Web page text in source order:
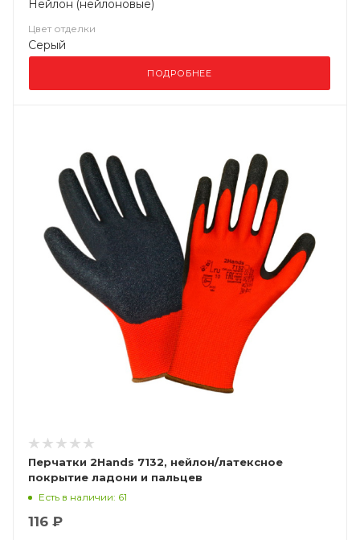
Нейлон (нейлоновые)
Цвет отделки
Серый
ПОДРОБНЕЕ
Перчатки 2Hands 7132, нейлон/латексное
покрытие ладони и пальцев
Есть в наличии: 61
116 ₽